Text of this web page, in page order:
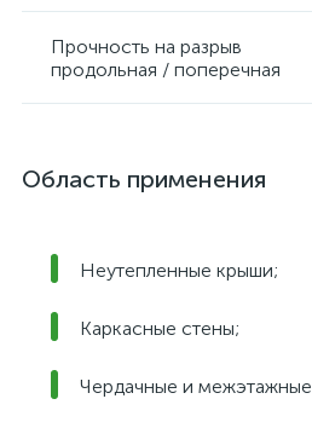
Прочность на разрыв
продольная / поперечная
Область применения
Неутепленные крыши;
Каркасные стены;
Чердачные и